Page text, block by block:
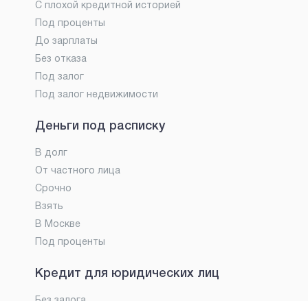
С плохой кредитной историей
Под проценты
До зарплаты
Без отказа
Под залог
Под залог недвижимости
Деньги под расписку
В долг
От частного лица
Срочно
Взять
В Москве
Под проценты
Кредит для юридических лиц